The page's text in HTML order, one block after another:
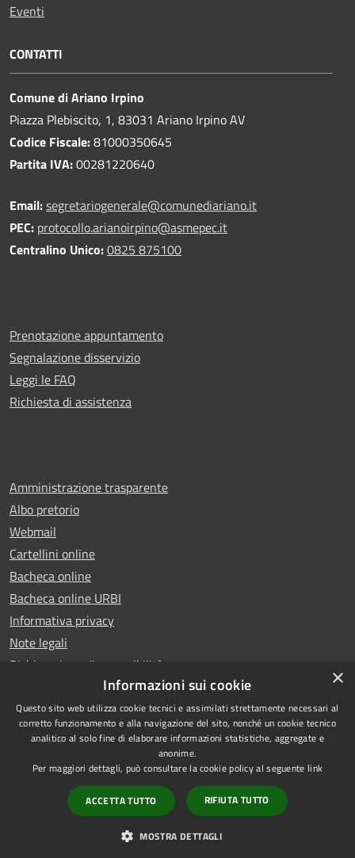
Eventi
CONTATTI
Comune di Ariano Irpino
Piazza Plebiscito, 1, 83031 Ariano Irpino AV
Codice Fiscale:81000350645
Partita IVA:00281220640
Email:segretariogenerale@comunediariano.it
PEC: protocollo.arianoirpino@asmepec.it
Centralino Unico:0825 875100
Prenotazione appuntamento
Segnalazione disservizio
Leggi le FAQ
Richiesta di assistenza
Amministrazione trasparente
Albo pretorio
Webmail
Cartellini online
Bacheca online
Bacheca online URBI
Informativa privacy
Note legali
Dichiarazione di accessibilità
RSS
Accessibilità
Copyright © 2025 Comune di
Ariano Irpino
Powered byMunicipium
Accesso redazione
×
Informazioni sui cookie
Questo sito web utilizza cookie tecnici e assimilati strettamente necessari al
corretto funzionamento e alla navigazione del sito, nonché un cookie tecnico
analitico al solo fine di elaborare informazioni statistiche, aggregate e
anonime.
Per maggiori dettagli, può consultare la cookie policy al seguente link
ACCETTA TUTTO RIFIUTA TUTTO
MOSTRA DETTAGLI